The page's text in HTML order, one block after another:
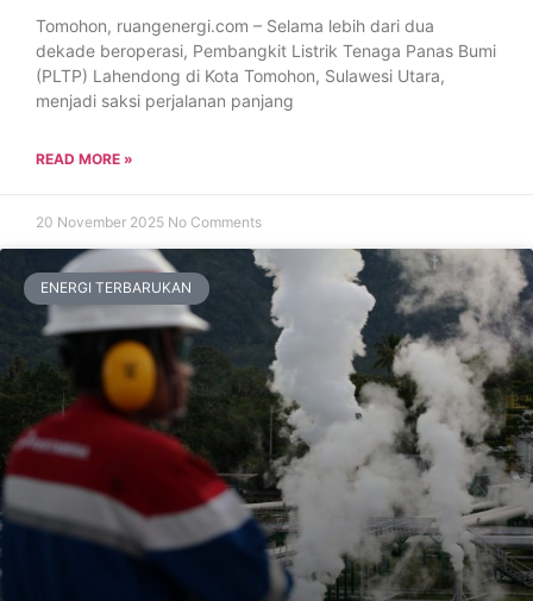
Tomohon, ruangenergi.com – Selama lebih dari dua
dekade beroperasi, Pembangkit Listrik Tenaga Panas Bumi
(PLTP) Lahendong di Kota Tomohon, Sulawesi Utara,
menjadi saksi perjalanan panjang
READ MORE »
20 November 2025 No Comments
ENERGI TERBARUKAN